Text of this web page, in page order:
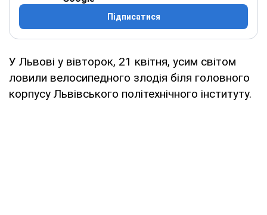
Підписатися
У Львові у вівторок, 21 квітня, усим світом
ловили велосипедного злодія біля головного
корпусу Львівського політехнічного інституту.